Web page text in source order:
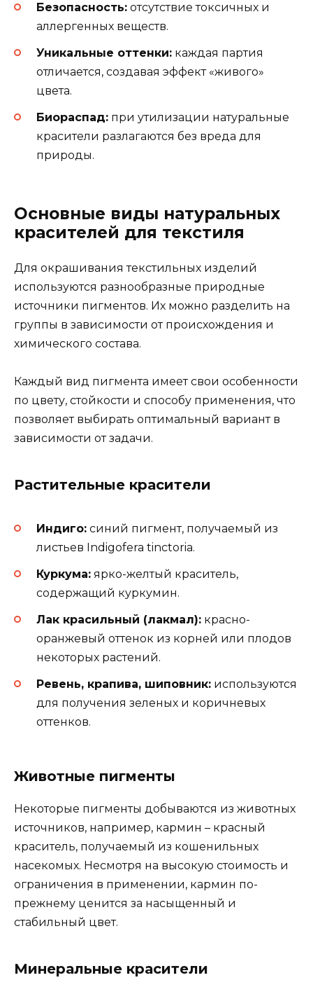
Безопасность: отсутствие токсичных и
аллергенных веществ.
Уникальные оттенки: каждая партия
отличается, создавая эффект «живого»
цвета.
Биораспад: при утилизации натуральные
красители разлагаются без вреда для
природы.
Основные виды натуральных
красителей для текстиля
Для окрашивания текстильных изделий
используются разнообразные природные
источники пигментов. Их можно разделить на
группы в зависимости от происхождения и
химического состава.
Каждый вид пигмента имеет свои особенности
по цвету, стойкости и способу применения, что
позволяет выбирать оптимальный вариант в
зависимости от задачи.
Растительные красители
Индиго: синий пигмент, получаемый из
листьев Indigofera tinctoria.
Куркума: ярко-желтый краситель,
содержащий куркумин.
Лак красильный (лакмал): красно-
оранжевый оттенок из корней или плодов
некоторых растений.
Ревень, крапива, шиповник: используются
для получения зеленых и коричневых
оттенков.
Животные пигменты
Некоторые пигменты добываются из животных
источников, например, кармин – красный
краситель, получаемый из кошенильных
насекомых. Несмотря на высокую стоимость и
ограничения в применении, кармин по-
прежнему ценится за насыщенный и
стабильный цвет.
Минеральные красители